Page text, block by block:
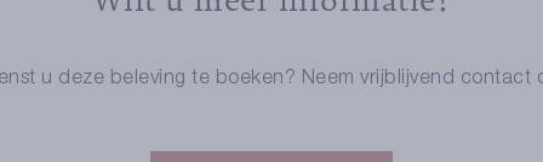
u deze beleving te boeken? Neem vrijblijvend contact